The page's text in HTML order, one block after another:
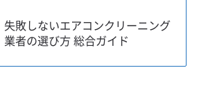
失敗しないエアコンクリーニング
業者の選び方 総合ガイド